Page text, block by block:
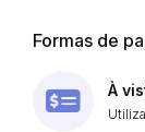
Formas de
À